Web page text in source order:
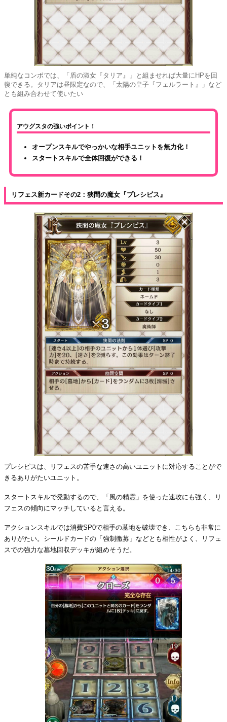
単純なコンボでは、「盾の淑女『タリア』」と組ませれば大量にHPを回
復できる。タリアは昼限定なので、「太陽の皇子『フェルラート』」など
とも組み合わせて使いたい
アウグスタの強いポイント！
オープンスキルでやっかいな相手ユニットを無力化！
スタートスキルで全体回復ができる！
リフェス新カードその2：狭間の魔女『プレシピス』
プレシピスは、リフェスの苦手な速さの高いユニットに対応することがで
きるありがたいユニット。
スタートスキルで発動するので、「風の精霊」を使った速攻にも強く、リ
フェスの傾向にマッチしていると言える。
アクションスキルでは消費SP0で相手の墓地を破壊でき、こちらも非常に
ありがたい。シールドカードの「強制徴募」などとも相性がよく、リフェ
スでの強力な墓地回収デッキが組めそうだ。